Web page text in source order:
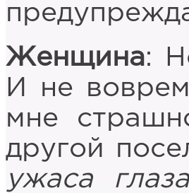
Женщина:
И не
мне
другой
ужаса